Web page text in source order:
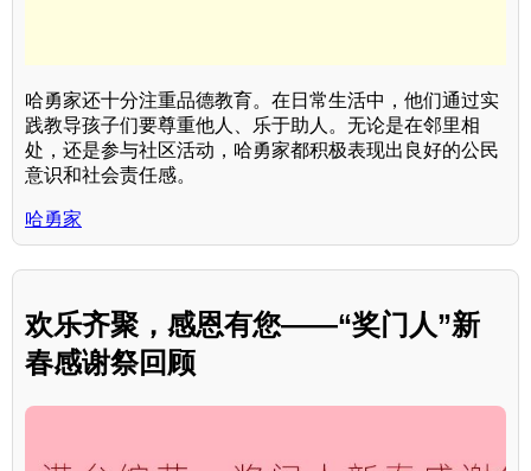
哈勇家还十分注重品德教育。在日常生活中，他们通过实
践教导孩子们要尊重他人、乐于助人。无论是在邻里相
处，还是参与社区活动，哈勇家都积极表现出良好的公民
意识和社会责任感。
哈勇家
欢乐齐聚，感恩有您——“奖门人”新
春感谢祭回顾